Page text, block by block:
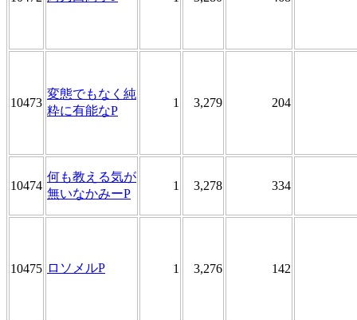
10473
変態でもなく純
粋に有能なP
1 3,279 204
10474
何も教える気が
無いなかみーP
1 3,278 334
10475 ロソメルP 1 3,276 142